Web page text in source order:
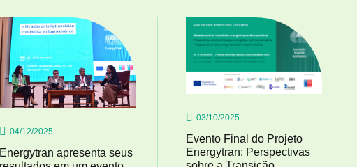
04/12/2025
Energytran apresenta seus
03/10/2025
Evento Final do Projeto
Energytran: Perspectivas